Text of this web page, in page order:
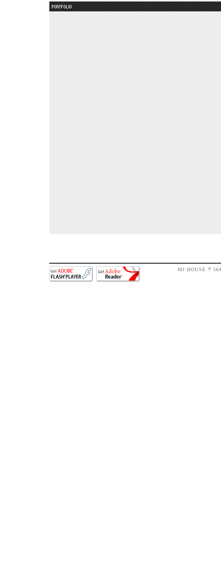
MJ HOUSE 〒